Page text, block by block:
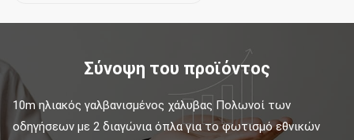
Σύνοψη του προϊόντος
10m ηλιακός γαλβανισμένος χάλυβας Πολωνοί των
οδηγήσεων με 2 διαγώνια όπλα για το φωτισμό εθνικών